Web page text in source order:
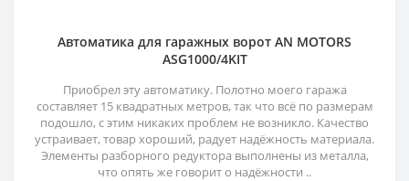
Автоматика для гаражных ворот AN MOTORS
ASG1000/4KIT
Приобрел эту автоматику. Полотно моего гаража
составляет 15 квадратных метров, так что всё по размерам
подошло, с этим никаких проблем не возникло. Качество
устраивает, товар хороший, радует надёжность материала.
Элементы разборного редуктора выполнены из металла,
что опять же говорит о надёжности ..